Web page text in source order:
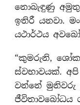
නොබැඳුණු
ඉතිරී යනවා.
යථාර්ථය
“කුමරුනි,
ස්වභාවයක්.
වන්නේ මුනිවරු
ජීවිතාවබෝධය